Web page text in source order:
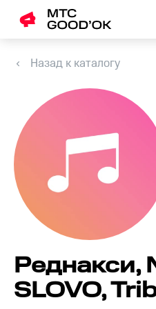
Назад к каталогу
Реднакси,
SLOVO,